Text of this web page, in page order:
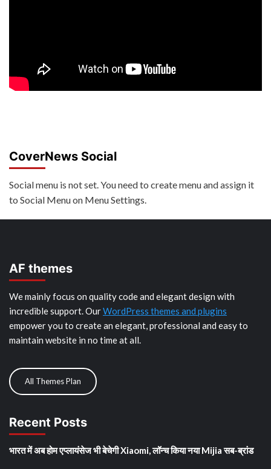
CoverNews Social
Social menu is not set. You need to create menu and assign it
to Social Menu on Menu Settings.
AF themes
We mainly focus on quality code and elegant design with
incredible support. OurWordPress themes and plugins
empower you to create an elegant, professional and easy to
maintain website in no time at all.
All Themes Plan
Recent Posts
भारत में अब होम एप्लायंसेज भी बेचेगी Xiaomi, लॉन्च किया नया Mijia सब-ब्रांड